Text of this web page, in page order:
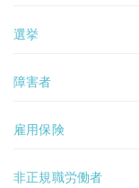
選挙
障害者
雇用保険
非正規職労働者